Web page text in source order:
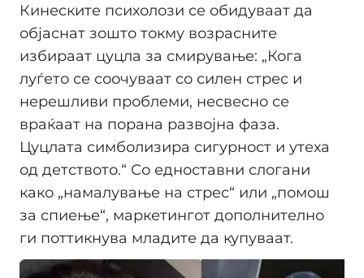
Кинеските психолози се обидуваат да
објаснат зошто токму возрасните
избираат цуцла за смирување: „Кога
луѓето се соочуваат со силен стрес и
нерешливи проблеми, несвесно се
враќаат на порана развојна фаза.
Цуцлата симболизира сигурност и утеха
од детството.“ Со едноставни слогани
како „намалување на стрес“ или „помош
за спиење“, маркетингот дополнително
ги поттикнува младите да купуваат.